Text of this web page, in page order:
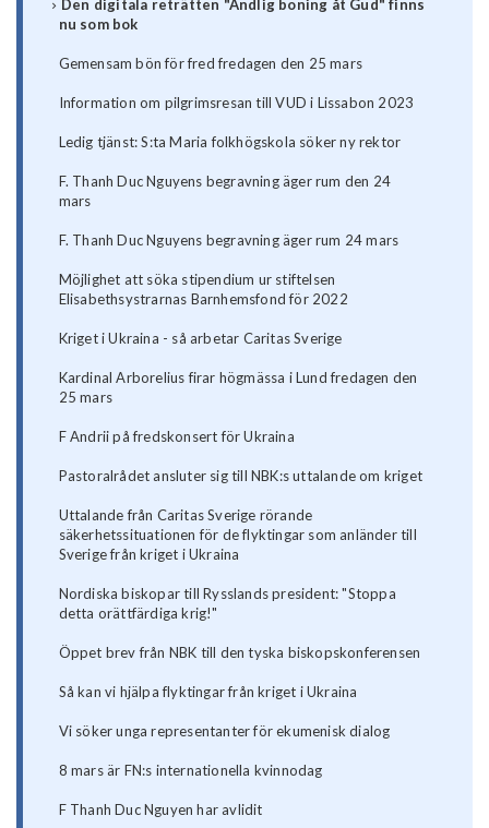
Den digitala reträtten "Andlig boning åt Gud" finns
nu som bok
Gemensam bön för fred fredagen den 25 mars
Information om pilgrimsresan till VUD i Lissabon 2023
Ledig tjänst: S:ta Maria folkhögskola söker ny rektor
F. Thanh Duc Nguyens begravning äger rum den 24
mars
F. Thanh Duc Nguyens begravning äger rum 24 mars
Möjlighet att söka stipendium ur stiftelsen
Elisabethsystrarnas Barnhemsfond för 2022
Kriget i Ukraina - så arbetar Caritas Sverige
Kardinal Arborelius firar högmässa i Lund fredagen den
25 mars
F Andrii på fredskonsert för Ukraina
Pastoralrådet ansluter sig till NBK:s uttalande om kriget
Uttalande från Caritas Sverige rörande
säkerhetssituationen för de flyktingar som anländer till
Sverige från kriget i Ukraina
Nordiska biskopar till Rysslands president: "Stoppa
detta orättfärdiga krig!"
Öppet brev från NBK till den tyska biskopskonferensen
Så kan vi hjälpa flyktingar från kriget i Ukraina
Vi söker unga representanter för ekumenisk dialog
8 mars är FN:s internationella kvinnodag
F Thanh Duc Nguyen har avlidit